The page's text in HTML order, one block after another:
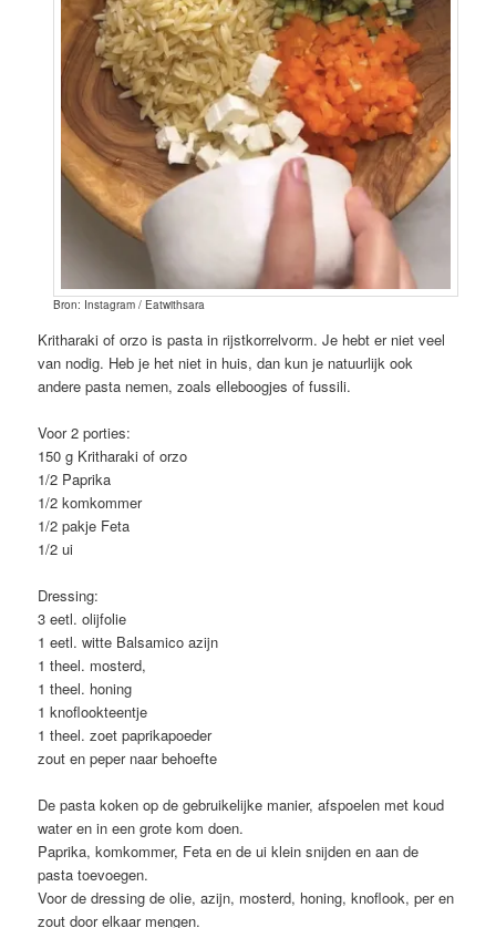
Bron: Instagram / Eatwithsara
Kritharaki of orzo is pasta in rijstkorrelvorm. Je hebt er niet veel
van nodig. Heb je het niet in huis, dan kun je natuurlijk ook
andere pasta nemen, zoals elleboogjes of fussili.
Voor 2 porties:
150 g Kritharaki of orzo
1/2 Paprika
1/2 komkommer
1/2 pakje Feta
1/2 ui
Dressing:
3 eetl. olijfolie
1 eetl. witte Balsamico azijn
1 theel. mosterd,
1 theel. honing
1 knoflookteentje
1 theel. zoet paprikapoeder
zout en peper naar behoefte
De pasta koken op de gebruikelijke manier, afspoelen met koud
water en in een grote kom doen.
Paprika, komkommer, Feta en de ui klein snijden en aan de
pasta toevoegen.
Voor de dressing de olie, azijn, mosterd, honing, knoflook, per en
zout door elkaar mengen.